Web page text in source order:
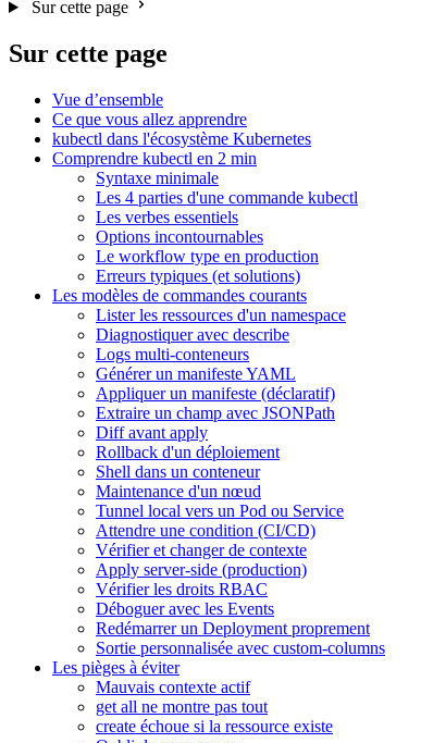
Sur cette page
Sur cette page
Vue d’ensemble
Ce que vous allez apprendre
kubectl dans l'écosystème Kubernetes
Comprendre kubectl en 2 min
Syntaxe minimale
Les 4 parties d'une commande kubectl
Les verbes essentiels
Options incontournables
Le workflow type en production
Erreurs typiques (et solutions)
Les modèles de commandes courants
Lister les ressources d'un namespace
Diagnostiquer avec describe
Logs multi-conteneurs
Générer un manifeste YAML
Appliquer un manifeste (déclaratif)
Extraire un champ avec JSONPath
Diff avant apply
Rollback d'un déploiement
Shell dans un conteneur
Maintenance d'un nœud
Tunnel local vers un Pod ou Service
Attendre une condition (CI/CD)
Vérifier et changer de contexte
Apply server-side (production)
Vérifier les droits RBAC
Déboguer avec les Events
Redémarrer un Deployment proprement
Sortie personnalisée avec custom-columns
Les pièges à éviter
Mauvais contexte actif
get all ne montre pas tout
create échoue si la ressource existe